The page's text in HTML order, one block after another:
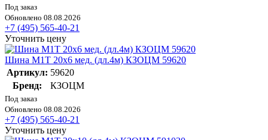
Под заказ
Обновлено 08.08.2026
+7 (495) 565-40-21
Уточнить цену
Шина М1Т 20х6 мед. (дл.4м) КЗОЦМ 59620
Артикул: 59620
Бренд:
КЗОЦМ
Под заказ
Обновлено 08.08.2026
+7 (495) 565-40-21
Уточнить цену